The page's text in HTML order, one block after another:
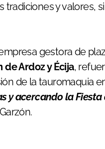
y valores,
gestora de
de Ardoz y Écija,
de la tauromaquia
y acercando la